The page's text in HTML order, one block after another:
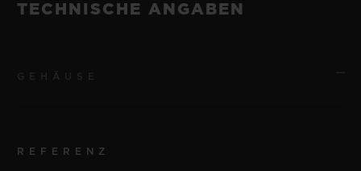
TECHNISCHE ANGABEN
REFERENZ